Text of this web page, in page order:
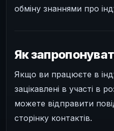
обміну знаннями про
Як
Якщо ви працюєте в
зацікавлені в участі в
можете відправити
сторінку контактів.